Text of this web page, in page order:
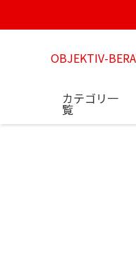
OBJEKTIV-
カテゴリ一
覧